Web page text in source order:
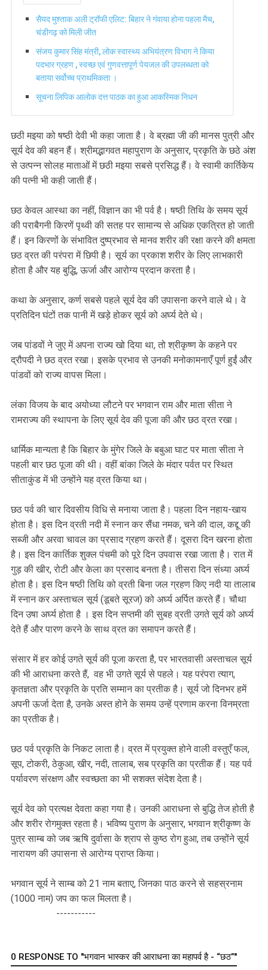
सैयद मुश्ताक अली ट्रॉफी एलिट: बिहार ने गंवाया होना पहला मैच,
चंडीगढ़ को मिली जीत
संजय कुमार सिंह मंत्री, लोक स्वास्थ्य अभियंत्रण विभाग ने किया
पदभार ग्रहण , स्वच्छ एवं गुणवत्तापूर्ण पेयजल की उपलब्धता को
बताया सर्वोच्च प्राथमिकता ।
सूचना लिपिक आलोक दत्त पाठक का हुआ आकस्मिक निधन
छठी म‌इया को षष्ठी देवी भी कहा जाता है। वे ब्रह्मा जी की मानस पुत्री और
सूर्य देव की बहन हैं। श्रीमद्भागवत महापुराण के अनुसार, प्रकृति के छठे अंश
से उत्पन्न सोलह माताओं में छठी म‌इया सबसे प्रसिद्ध हैं। वे स्वामी कार्तिकेय
की पत्नी भी कही जाती हैं।
छठ केवल आस्था का नहीं, विज्ञान का भी पर्व है। षष्ठी तिथि के समय सूर्य
की पराबैगनी किरणें पृथ्वी की सतह पर सामान्य से अधिक एकत्रित हो जाती
हैं। इन किरणों के संभावित दुष्प्रभाव से मानव शरीर की रक्षा करने की क्षमता
छठ व्रत की परंपरा में छिपी है। सूर्य का प्रकाश शरीर के लिए लाभकारी
होता है और यह बुद्धि, ऊर्जा और आरोग्य प्रदान करता है।
कथा के अनुसार, कर्ण सबसे पहले सूर्य देव की उपासना करने वाले थे। वे
प्रतिदिन घंटों तक पानी में खड़े होकर सूर्य को अर्घ्य देते थे।
जब पांडवों ने जुए में अपना राज्य खो दिया था, तो श्रीकृष्ण के कहने पर
द्रौपदी ने छठ व्रत रखा। इसके प्रभाव से उनकी मनोकामनाएँ पूर्ण हुईं और
पांडवों को राज्य वापस मिला।
लंका विजय के बाद अयोध्या लौटने पर भगवान राम और माता सीता ने
रामराज्य की स्थापना के लिए सूर्य देव की पूजा की और छठ व्रत रखा।
धार्मिक मान्यता है कि बिहार के मुंगेर जिले के बबुआ घाट पर माता सीता ने
पहली बार छठ पूजा की थी। वहीं बांका जिले के मंदार पर्वत पर स्थित
सीताकुंड में भी उन्होंने यह व्रत किया था।
छठ पर्व की चार दिवसीय विधि से मनाया जाता है। पहला दिन नहाय-खाय
होता है। इस दिन व्रती नदी में स्नान कर सैंधा नमक, चने की दाल, कद्दू की
सब्जी और अरवा चावल का प्रसाद ग्रहण करते हैं। दूसरा दिन खरना होता
है। इस दिन कार्तिक शुक्ल पंचमी को पूरे दिन उपवास रखा जाता है। रात में
गुड़ की खीर, रोटी और केला का प्रसाद बनता है। तीसरा दिन संध्या अर्घ्य
होता है। इस दिन षष्ठी तिथि को व्रती बिना जल ग्रहण किए नदी या तालाब
में स्नान कर अस्ताचल सूर्य (डूबते सूरज) को अर्घ्य अर्पित करते हैं। चौथा
दिन उषा अर्घ्य होता है । इस दिन सप्तमी की सुबह व्रती उगते सूर्य को अर्घ्य
देते हैं और पारण करने के साथ व्रत का समापन करते हैं।
संसार में हर कोई उगते सूर्य की पूजा करता है, पर भारतवासी अस्ताचल सूर्य
की भी आराधना करते हैं, वह भी उगते सूर्य से पहले। यह परंपरा त्याग,
कृतज्ञता और प्रकृति के प्रति सम्मान का प्रतीक है। सूर्य जो दिनभर हमें
अपनी ऊर्जा देता है, उनके अस्त होने के समय उन्हें प्रणाम करना विनम्रता
का प्रतीक है।
छठ पर्व प्रकृति के निकट लाता है। व्रत में प्रयुक्त होने वाली वस्तुएँ फल,
सूप, टोकरी, ठेकुआ, खीर, नदी, तालाब, सब प्रकृति का प्रतीक हैं। यह पर्व
पर्यावरण संरक्षण और स्वच्छता का भी सशक्त संदेश देता है।
सूर्य देव को प्रत्यक्ष देवता कहा गया है। उनकी आराधना से बुद्धि तेज होती है
और शरीर रोगमुक्त रहता है। भविष्य पुराण के अनुसार, भगवान श्रीकृष्ण के
पुत्र साम्ब को जब ऋषि दुर्वासा के श्राप से कुष्ठ रोग हुआ, तब उन्होंने सूर्य
नारायण की उपासना से आरोग्य प्राप्त किया।
भगवान सूर्य ने साम्ब को 21 नाम बताए, जिनका पाठ करने से सहस्रनाम
(1000 नाम) जप का फल मिलता है।
-----------
0 RESPONSE TO "भगवान भास्कर की आराधना का महापर्व है - “छठ”"